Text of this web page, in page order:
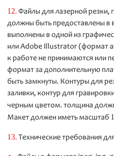
12. Файлы для лазерной резки,
должны быть предоставлены в
выполнены в одной из
или Adobe Illustrator (формат
к работе не принимаются или
формат за дополнительную
быть замкнуты. Контуры для
заливки, контур для
черным цветом. толщина
Макет должен иметь масштаб
13. Технические требования